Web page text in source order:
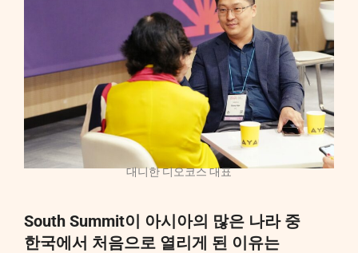
대니한 디오코스 대표
South Summit이 아시아의 많은 나라 중
한국에서 처음으로 열리게 된 이유는